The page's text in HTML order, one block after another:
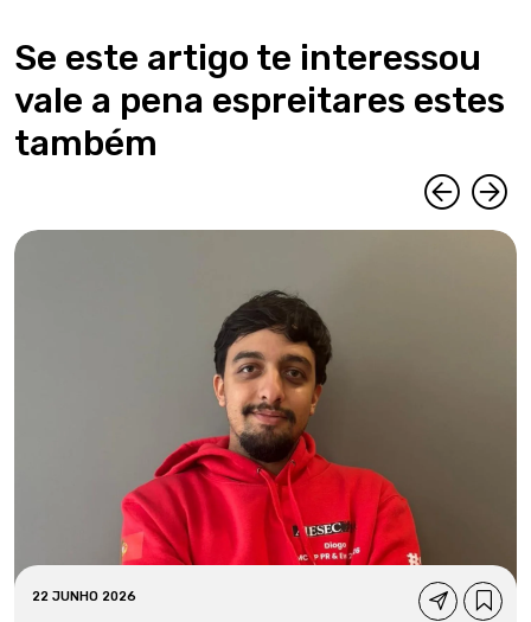
Se este artigo te interessou
vale a pena espreitares estes
também
22 JUNHO 2026